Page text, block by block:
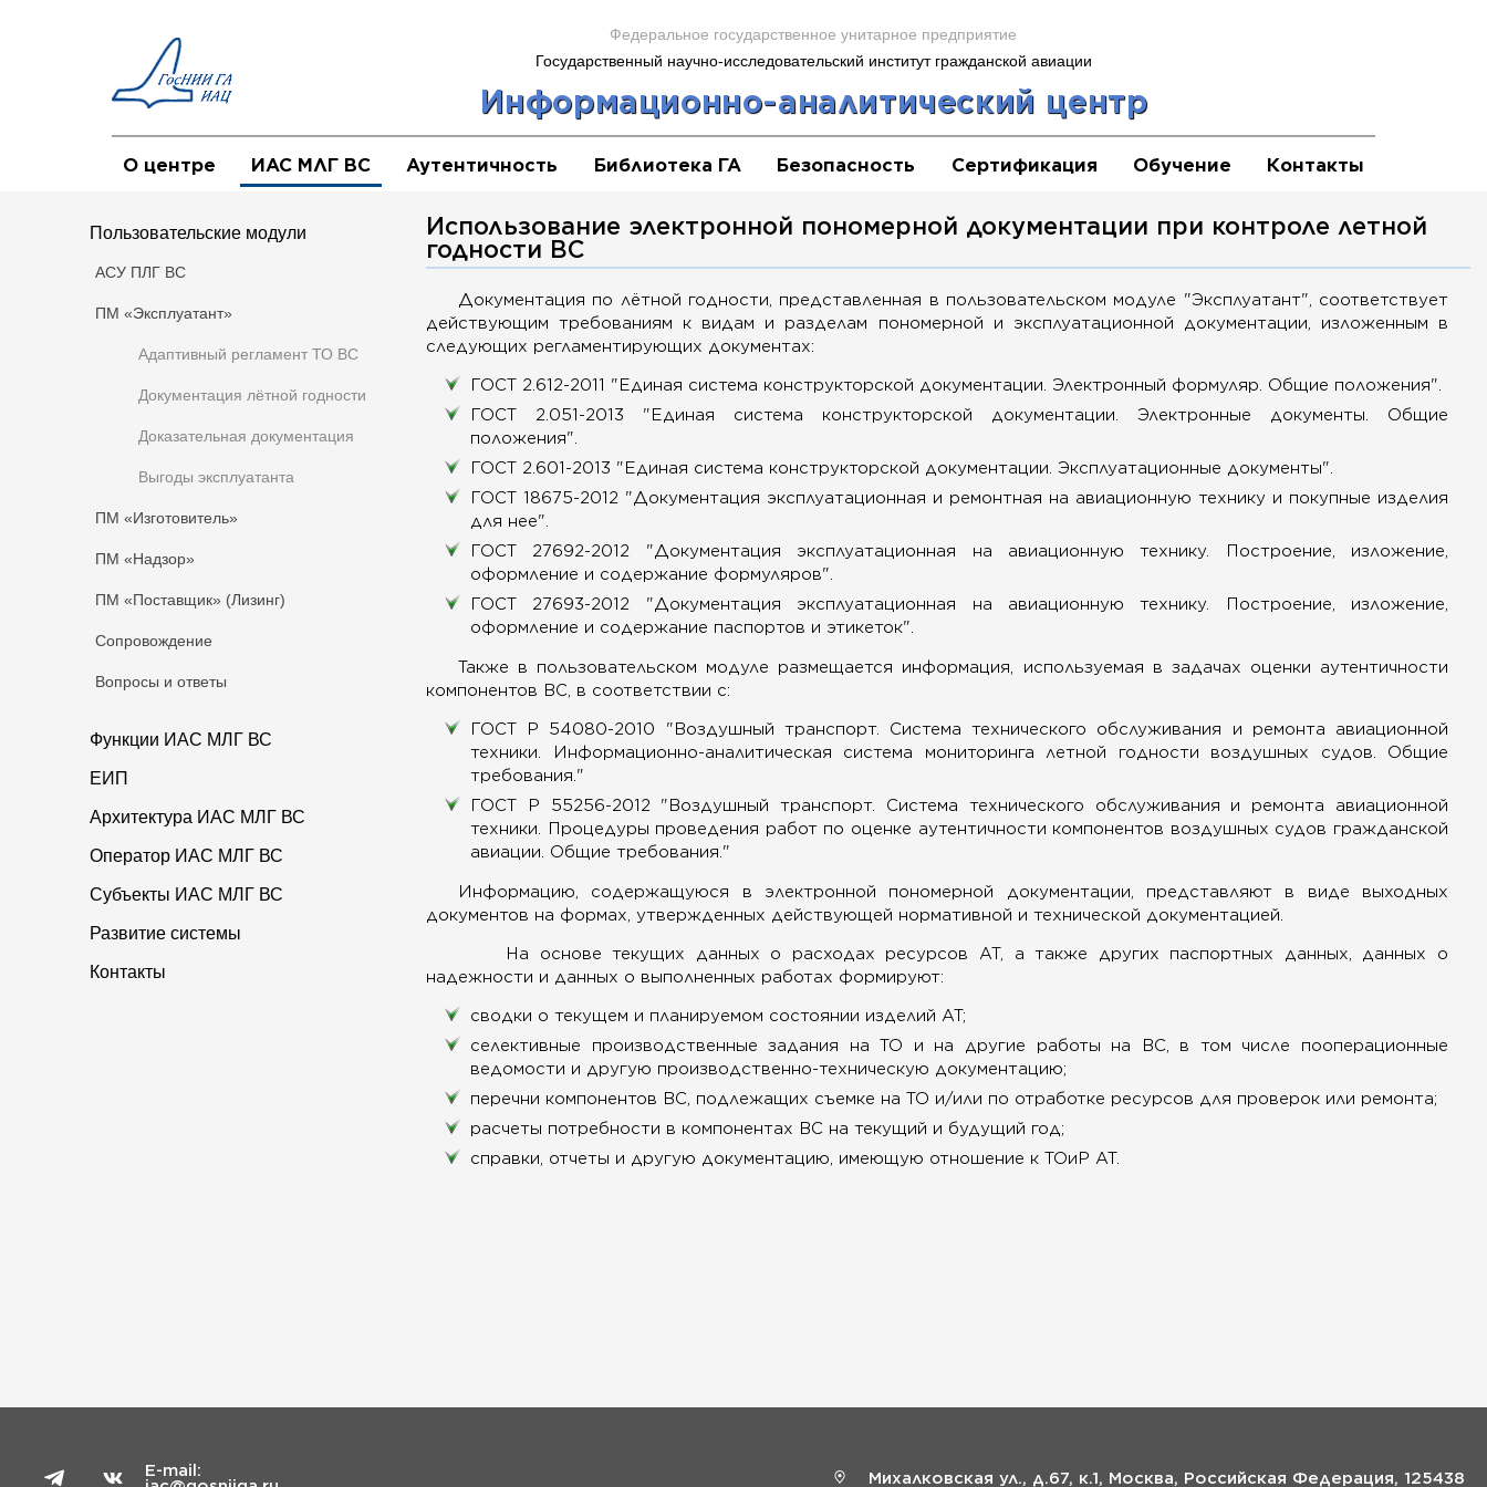
Федеральное государственное унитарное предприятие
Государственный научно-исследовательский институт гражданской авиации
Информационно-аналитический центр
О центре ИАС МЛГ ВС Аутентичность Библиотека ГА Безопасность Сертификация Обучение Контакты
Пользовательские модули
АСУ ПЛГ ВС
ПМ «Эксплуатант»
Адаптивный регламент ТО ВС
Документация лётной годности
Доказательная документация
Выгоды эксплуатанта
ПМ «Изготовитель»
ПМ «Надзор»
ПМ «Поставщик» (Лизинг)
Сопровождение
Вопросы и ответы
Функции ИАС МЛГ ВС
ЕИП
Архитектура ИАС МЛГ ВС
Оператор ИАС МЛГ ВС
Субъекты ИАС МЛГ ВС
Развитие системы
Контакты
Использование электронной пономерной документации при контроле летной
годности ВС
Документация по лётной годности, представленная в пользовательском модуле "Эксплуатант", соответствует
действующим требованиям к видам и разделам пономерной и эксплуатационной документации, изложенным в
следующих регламентирующих документах:
ГОСТ 2.612-2011 "Единая система конструкторской документации. Электронный формуляр. Общие положения".
ГОСТ 2.051-2013 "Единая система конструкторской документации. Электронные документы. Общие
положения".
ГОСТ 2.601-2013 "Единая система конструкторской документации. Эксплуатационные документы".
ГОСТ 18675-2012 "Документация эксплуатационная и ремонтная на авиационную технику и покупные изделия
для нее".
ГОСТ 27692-2012 "Документация эксплуатационная на авиационную технику. Построение, изложение,
оформление и содержание формуляров".
ГОСТ 27693-2012 "Документация эксплуатационная на авиационную технику. Построение, изложение,
оформление и содержание паспортов и этикеток".
Также в пользовательском модуле размещается информация, используемая в задачах оценки аутентичности
компонентов ВС, в соответствии с:
ГОСТ Р 54080-2010 "Воздушный транспорт. Система технического обслуживания и ремонта авиационной
техники. Информационно-аналитическая система мониторинга летной годности воздушных судов. Общие
требования."
ГОСТ Р 55256-2012 "Воздушный транспорт. Система технического обслуживания и ремонта авиационной
техники. Процедуры проведения работ по оценке аутентичности компонентов воздушных судов гражданской
авиации. Общие требования."
Информацию, содержащуюся в электронной пономерной документации, представляют в виде выходных
документов на формах, утвержденных действующей нормативной и технической документацией.
На основе текущих данных о расходах ресурсов АТ, а также других паспортных данных, данных о
надежности и данных о выполненных работах формируют:
сводки о текущем и планируемом состоянии изделий АТ;
селективные производственные задания на ТО и на другие работы на ВС, в том числе пооперационные
ведомости и другую производственно-техническую документацию;
перечни компонентов ВС, подлежащих съемке на ТО и/или по отработке ресурсов для проверок или ремонта;
расчеты потребности в компонентах ВС на текущий и будущий год;
справки, отчеты и другую документацию, имеющую отношение к ТОиР АТ.
E-mail:
Михалковская ул., д.67, к.1, Москва, Российская Федерация, 125438